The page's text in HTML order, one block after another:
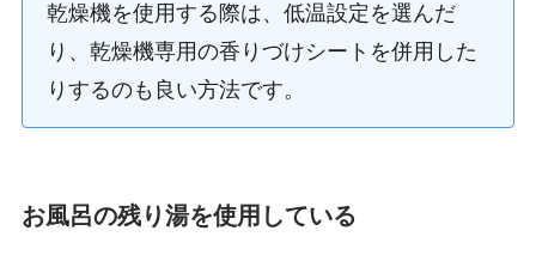
乾燥機を使用する際は、低温設定を選んだ
り、乾燥機専用の香りづけシートを併用した
りするのも良い方法です。
お風呂の残り湯を使用している